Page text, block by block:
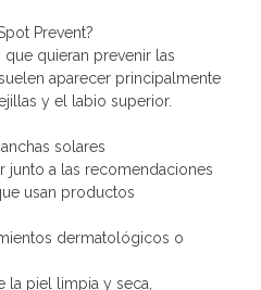
Prevent?
que quieran prevenir las
aparecer principalmente
y el labio superior.
solares
junto a las recomendaciones
usan productos
dermatológicos o
la piel limpia y seca,